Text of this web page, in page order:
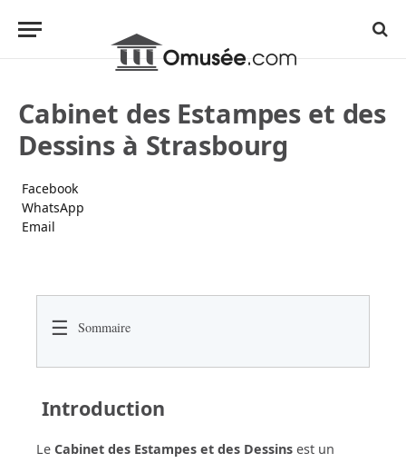
Cabinet des Estampes et des
Dessins à Strasbourg
Facebook
WhatsApp
Email
☰ Sommaire
Introduction
Le Cabinet des Estampes et des Dessins est un